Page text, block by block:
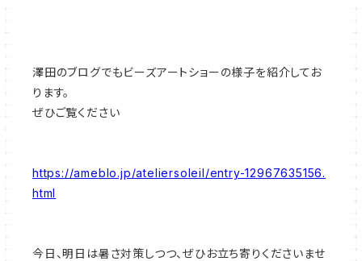
澤田のブログでもビーズアートショーの様子を紹介してお
ります。
ぜひご覧ください
https://ameblo.jp/ateliersoleil/entry-12967635156.
html
今日、明日は暑さ対策しつつ、ぜひお立ち寄りくださいませ